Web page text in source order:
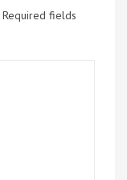
Required fields